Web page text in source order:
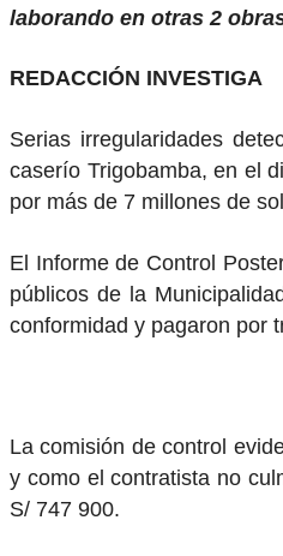
laborando en otras 2
REDACCIÓN INVESTIGA
Serias irregularidades
caserío Trigobamba, en el
por más de 7 millones de
El Informe de Control
públicos de la
conformidad y pagaron por
La comisión de control
y como el contratista no
S/ 747 900.